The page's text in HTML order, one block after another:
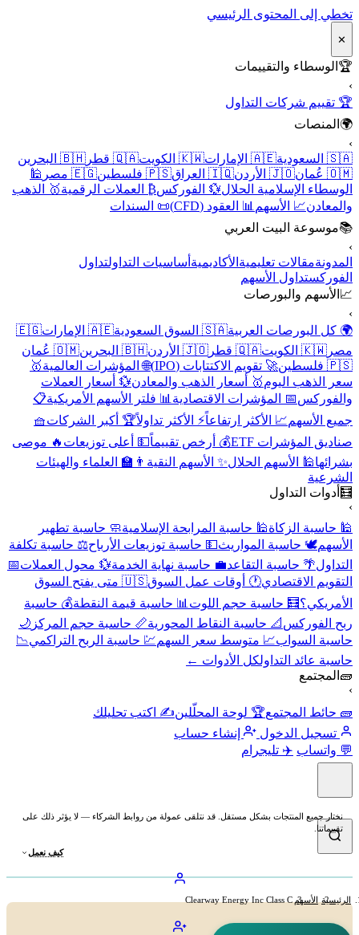
تخطي إلى المحتوى الرئيسي
✕
🏆الوسطاء والتقييمات
🏆 تقييم شركات التداول
🌍المنصات
🇸🇦 السعودية
🇦🇪 الإمارات 🇰🇼 الكويت 🇶🇦 قطر
🇧🇭 البحرين
🇴🇲 عُمان
🇯🇴 الأردن 🇮🇶 العراق 🇵🇸 فلسطين 🇪🇬 مصر
🕌
الوسطاء الإسلامية الحلال 💱 الفوركس ₿ العملات الرقمية🥇 الذهب
والمعادن📈 الأسهم📊 العقود (CFD)
📜 السندات
📚موسوعة البيت العربي
المدونةمقالات تعليميةالأكاديميةأساسيات التداولتداول
الفوركستداول الأسهم
📈الأسهم والبورصات
🌍 كل البورصات العربية🇸🇦 السوق السعودية 🇦🇪 الإمارات
🇪🇬
مصر 🇰🇼 الكويت 🇶🇦 قطر 🇯🇴 الأردن 🇧🇭 البحرين
🇴🇲 عُمان
🇵🇸 فلسطين
🚀 تقويم الاكتتابات (IPO) 🌐 المؤشرات العالمية🥇
سعر الذهب اليوم🥇 أسعار الذهب والمعادن💱 أسعار العملات
والفوركس 📅 المؤشرات الاقتصادية📊 فلتر الأسهم الأمريكية📋
جميع الأسهم📈 الأكثر ارتفاعاً⚡ الأكثر تداولاً🏆 أكبر الشركات🧺
صناديق المؤشرات ETF
💰 أرخص تقييماً💵 أعلى توزيعات🔥 موصى
بشرائها🕌 الأسهم الحلال ✨ الأسهم النقية👨‍🏫 العلماء والهيئات
الشرعية
🧮أدوات التداول
🕌 حاسبة الزكاة🕌 حاسبة المرابحة الإسلامية🧼 حاسبة تطهير
الأسهم🕊️ حاسبة المواريث💵 حاسبة توزيعات الأرباح⚖️ حاسبة تكلفة
التداول 🌴 حاسبة التقاعد💼 حاسبة نهاية الخدمة💱 محول العملات📅
التقويم الاقتصادي🕐 أوقات عمل السوق
🇺🇸 متى يفتح السوق
الأمريكي؟🧮 حاسبة حجم اللوت📊 حاسبة قيمة النقطة💰 حاسبة
ربح الفوركس 📐 حاسبة النقاط المحورية📏 حاسبة حجم المركز 🌙
حاسبة السواب📈 متوسط سعر السهم💹 حاسبة الربح التراكمي 📉
حاسبة عائد التداولكل الأدوات ←
🧱المجتمع
🧱 حائط المجتمع🏆 لوحة المحلّلين✍️ اكتب تحليلك
تسجيل الدخول
إنشاء حساب
💬 واتساب ✈️ تليجرام
نختار جميع المنتجات بشكل مستقل. قد نتلقى عمولة من روابط الشركاء — لا يؤثر ذلك على
تقييماتنا.
كيف نعمل
الرئيسية الأسهم Clearway Energy Inc Class C